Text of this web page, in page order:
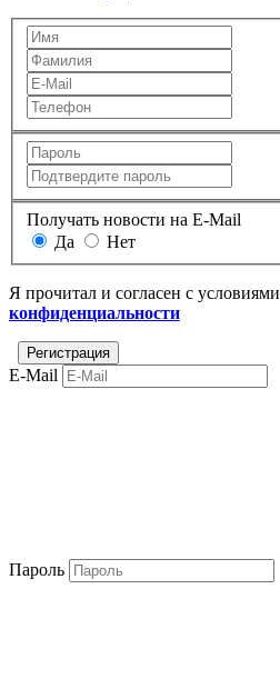
Получать новости на E-Mail
Да
Нет
Я прочитал и согласен с условиями
конфиденциальности
E-Mail
Пароль